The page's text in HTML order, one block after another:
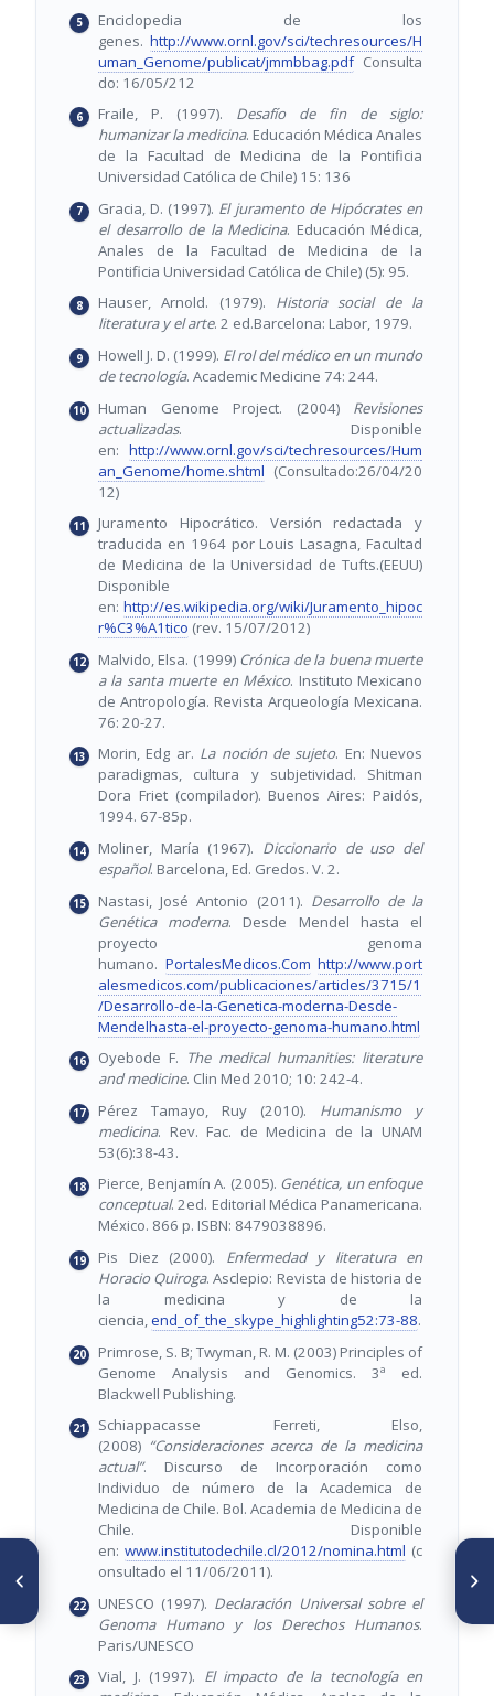
Enciclopedia de los
genes. http://www.ornl.gov/sci/techresources/H
uman_Genome/publicat/jmmbbag.pdf Consulta
do: 16/05/212
Fraile, P. (1997).
Desafío de fin de siglo:
humanizar la medicina. Educación Médica Anales
de la Facultad de Medicina de la Pontificia
Universidad Católica de Chile) 15: 136
Gracia, D. (1997). El juramento de Hipócrates en
el desarrollo de la Medicina. Educación Médica,
Anales de la Facultad de Medicina de la
Pontificia Universidad Católica de Chile) (5): 95.
Hauser, Arnold. (1979).
Historia social de la
literatura y el arte. 2 ed.Barcelona: Labor, 1979.
Howell J. D. (1999). El rol del médico en un mundo
de tecnología. Academic Medicine 74: 244.
Human Genome Project. (2004)
Revisiones
actualizadas. Disponible
en: http://www.ornl.gov/sci/techresources/Hum
an_Genome/home.shtml (Consultado:26/04/20
12)
Juramento Hipocrático. Versión redactada y
traducida en 1964 por Louis Lasagna, Facultad
de Medicina de la Universidad de Tufts.(EEUU)
Disponible
en: http://es.wikipedia.org/wiki/Juramento_hipoc
r%C3%A1tico (rev. 15/07/2012)
Malvido, Elsa. (1999) Crónica de la buena muerte
a la santa muerte en México. Instituto Mexicano
de Antropología. Revista Arqueología Mexicana.
76: 20-27.
Morin, Edg ar. La noción de sujeto. En: Nuevos
paradigmas, cultura y subjetividad. Shitman
Dora Friet (compilador). Buenos Aires: Paidós,
1994. 67-85p.
Moliner, María (1967). Diccionario de uso del
español. Barcelona, Ed. Gredos. V. 2.
Nastasi, José Antonio (2011). Desarrollo de la
Genética moderna. Desde Mendel hasta el
proyecto genoma
humano. PortalesMedicos.Com http://www.port
alesmedicos.com/publicaciones/articles/3715/1
/Desarrollo-de-la-Genetica-moderna-Desde-
Mendelhasta-el-proyecto-genoma-humano.html
Oyebode F. The medical humanities: literature
and medicine. Clin Med 2010; 10: 242-4.
Pérez Tamayo, Ruy (2010).
Humanismo y
medicina. Rev. Fac. de Medicina de la UNAM
53(6):38-43.
Pierce, Benjamín A. (2005). Genética, un enfoque
conceptual. 2ed. Editorial Médica Panamericana.
México. 866 p. ISBN: 8479038896.
Pis Diez (2000).
Enfermedad y literatura en
Horacio Quiroga. Asclepio: Revista de historia de
la medicina y de la
ciencia,end_of_the_skype_highlighting52:73-88.
Primrose, S. B; Twyman, R. M. (2003) Principles of
Genome Analysis and Genomics. 3ª ed.
Blackwell Publishing.
Schiappacasse Ferreti, Elso,
(2008) “Consideraciones acerca de la medicina
actual”. Discurso de Incorporación como
Individuo de número de la Academica de
Medicina de Chile. Bol. Academia de Medicina de
Chile. Disponible
en: www.institutodechile.cl/2012/nomina.html (c
onsultado el 11/06/2011).
UNESCO (1997). Declaración Universal sobre el
Genoma Humano y los Derechos Humanos.
Paris/UNESCO
Vial, J. (1997). El impacto de la tecnología en
ARTÍCULO ANTERIOR
Deformaciones gravitatorias
profundas en laderas a lo
largo de la falla activa de
Boconó en el sector central de
Los Andes de Mérida,
Venezuela occidental
SIGUIENTE ARTÍCULO
Acto de Premiación y Vino de
honor